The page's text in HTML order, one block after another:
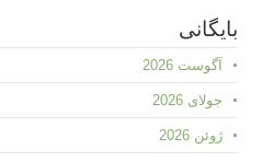
بایگانی
آگوست 2026
جولای 2026
ژوئن 2026